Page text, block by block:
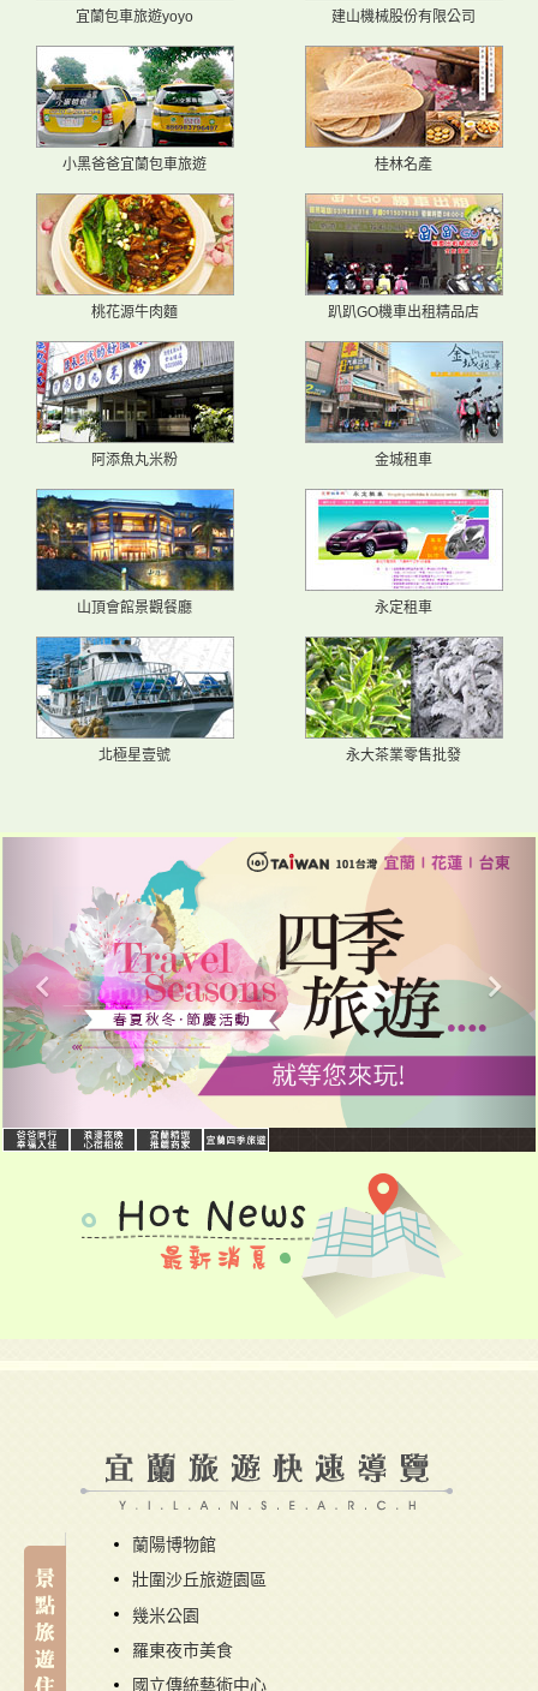
宜蘭包車旅遊yoyo 建山機械股份有限公司
小黑爸爸宜蘭包車旅遊 桂林名產
桃花源牛肉麵 趴趴GO機車出租精品店
阿添魚丸米粉 金城租車
山頂會館景觀餐廳 永定租車
北極星壹號 永大茶業零售批發
蘭陽博物館
壯圍沙丘旅遊園區
幾米公園
羅東夜市美食
國立傳統藝術中心